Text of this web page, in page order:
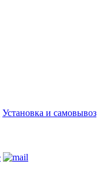
Установка и самовывоз